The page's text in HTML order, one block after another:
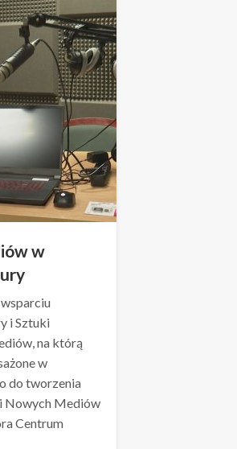
w
i Sztuki
na którą
w
do tworzenia
Nowych Mediów
Centrum